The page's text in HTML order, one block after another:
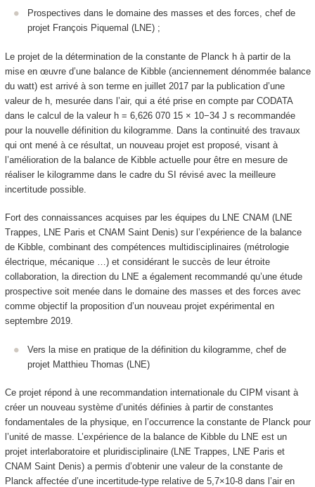
Prospectives dans le domaine des masses et des forces, chef de
projet François Piquemal (LNE) ;
Le projet de la détermination de la constante de Planck h à partir de la
mise en œuvre d’une balance de Kibble (anciennement dénommée balance
du watt) est arrivé à son terme en juillet 2017 par la publication d’une
valeur de h, mesurée dans l’air, qui a été prise en compte par CODATA
dans le calcul de la valeur h = 6,626 070 15 × 10−34 J s recommandée
pour la nouvelle définition du kilogramme. Dans la continuité des travaux
qui ont mené à ce résultat, un nouveau projet est proposé, visant à
l’amélioration de la balance de Kibble actuelle pour être en mesure de
réaliser le kilogramme dans le cadre du SI révisé avec la meilleure
incertitude possible.
Fort des connaissances acquises par les équipes du LNE CNAM (LNE
Trappes, LNE Paris et CNAM Saint Denis) sur l’expérience de la balance
de Kibble, combinant des compétences multidisciplinaires (métrologie
électrique, mécanique …) et considérant le succès de leur étroite
collaboration, la direction du LNE a également recommandé qu’une étude
prospective soit menée dans le domaine des masses et des forces avec
comme objectif la proposition d’un nouveau projet expérimental en
septembre 2019.
Vers la mise en pratique de la définition du kilogramme, chef de
projet Matthieu Thomas (LNE)
Ce projet répond à une recommandation internationale du CIPM visant à
créer un nouveau système d’unités définies à partir de constantes
fondamentales de la physique, en l’occurrence la constante de Planck pour
l’unité de masse. L’expérience de la balance de Kibble du LNE est un
projet interlaboratoire et pluridisciplinaire (LNE Trappes, LNE Paris et
CNAM Saint Denis) a permis d’obtenir une valeur de la constante de
Planck affectée d’une incertitude-type relative de 5,7×10-8 dans l’air en